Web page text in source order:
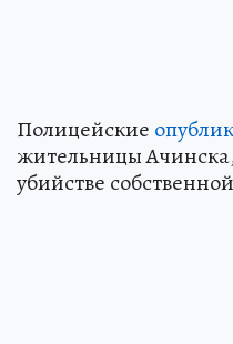
Полицейские
жительницы
убийстве